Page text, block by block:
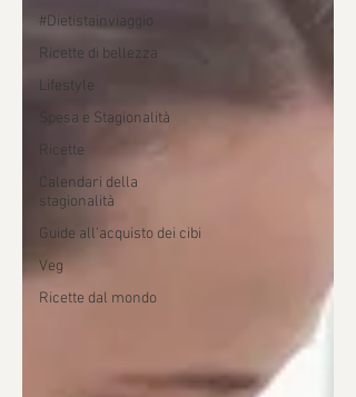
#Dietistainviaggio
Ricette di bellezza
Lifestyle
Spesa e Stagionalità
Ricette
Calendari della
stagionalità
Guide all'acquisto dei cibi
Veg
Ricette dal mondo